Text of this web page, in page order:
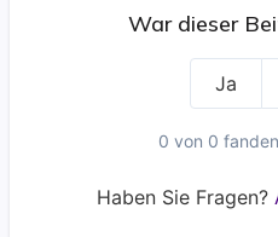
War dieser
Ja
0 von 0
Haben Sie Fragen?